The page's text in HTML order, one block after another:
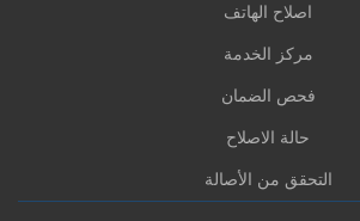
اصلاح الهاتف
مركز الخدمة
فحص الضمان
حالة الاصلاح
التحقق من الأصالة